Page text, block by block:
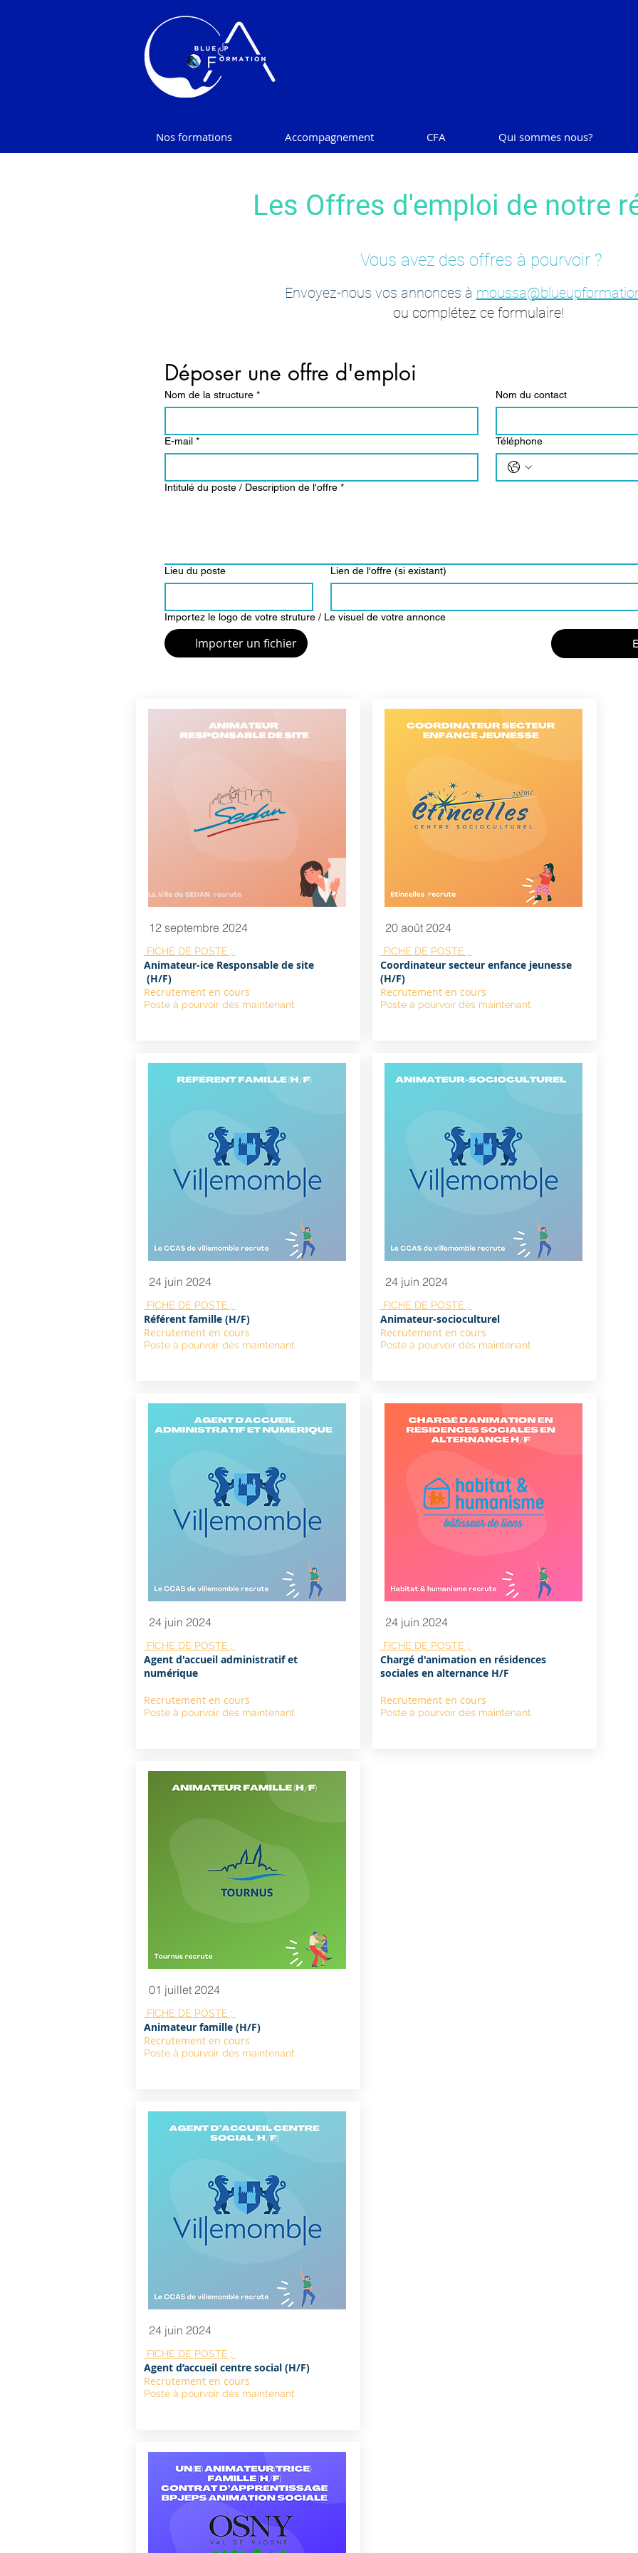
Nos formations Accompagnement CFA Qui sommes nous?
Les Offres d'emploi de notre
Vous avez des offres à pourvoir ?
Envoyez-nous vos annonces à
ou complétez ce formulaire!
Déposer une offre d'emploi
Nom de la structure * Nom du contact
E-mail * Téléphone
Intitulé du poste / Description de l'offre *
Lieu du poste Lien de l'offre (si existant)
Importez le logo de votre struture / Le visuel de votre annonce
Importer un fichier
12 septembre 2024
FICHE DE POSTE ;
Animateur-ice Responsable de site
(H/F)
Recrutement en cours
Poste à pourvoir dès maintenant
24 juin 2024
FICHE DE POSTE ;
Référent famille (H/F)
Recrutement en cours
Poste à pourvoir dès maintenant
24 juin 2024
FICHE DE POSTE ;
Agent d'accueil administratif et
numérique
Recrutement en cours
Poste à pourvoir dès maintenant
20 août 2024
FICHE DE POSTE ;
Coordinateur secteur enfance jeunesse
(H/F)
Recrutement en cours
Poste à pourvoir dès maintenant
24 juin 2024
FICHE DE POSTE ;
Animateur-socioculturel
Recrutement en cours
Poste à pourvoir dès maintenant
24 juin 2024
FICHE DE POSTE ;
Chargé d'animation en résidences
sociales en alternance H/F
Recrutement en cours
Poste à pourvoir dès maintenant
01 juillet 2024
FICHE DE POSTE ;
Animateur famille (H/F)
Recrutement en cours
Poste à pourvoir dès maintenant
24 juin 2024
FICHE DE POSTE ;
Agent d’accueil centre social (H/F)
Recrutement en cours
Poste à pourvoir dès maintenant